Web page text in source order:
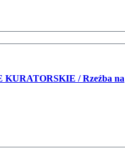
/ Rzeźba na